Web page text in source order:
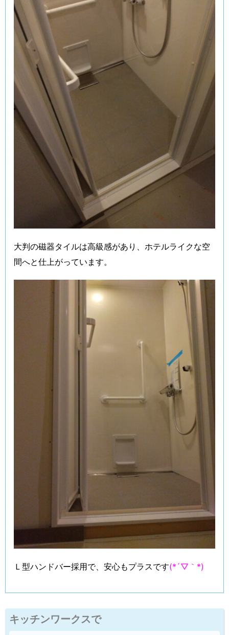
大判の磁器タイルは高級感があり、ホテルライクな空
間へと仕上がっています。
Ｌ型ハンドバー採用で、安心もプラスです(*´▽｀*)
キッチンワークスで